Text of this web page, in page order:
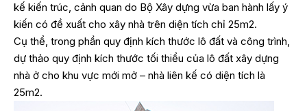
kế kiến trúc, cảnh quan do Bộ Xây dựng vừa ban hành lấy ý
kiến có đề xuất cho xây nhà trên diện tích chỉ 25m2.
Cụ thể, trong phần quy định kích thước lô đất và công trình,
dự thảo quy định kích thước tối thiểu của lô đất xây dựng
nhà ở cho khu vực mới mở – nhà liên kế có diện tích là
25m2.